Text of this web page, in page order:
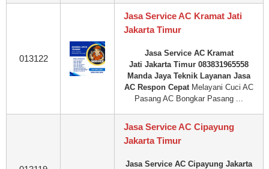
013122
Jasa Service AC Kramat Jati
Jakarta Timur
Jasa Service AC Kramat
Jati Jakarta Timur 083831965558
Manda Jaya Teknik Layanan Jasa
AC Respon Cepat Melayani Cuci AC
Pasang AC Bongkar Pasang ...
Jasa Service AC Cipayung
Jakarta Timur
Jasa Service AC Cipayung Jakarta